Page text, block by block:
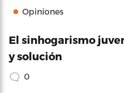
Opiniones
El sinhogarismo
y solución
0